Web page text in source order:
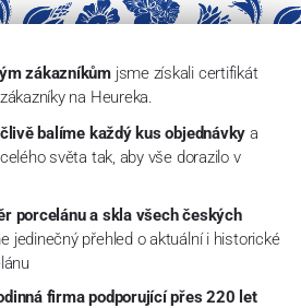
zákazníkům jsme získali certifikát
na Heureka.
balíme každý kus objednávky a
světa tak, aby vše dorazilo v
porcelánu a skla všech českých
jedinečný přehled o aktuální i historické
firma podporující přes 220 let